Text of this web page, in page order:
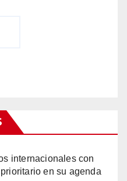
internacionales con
en su agenda